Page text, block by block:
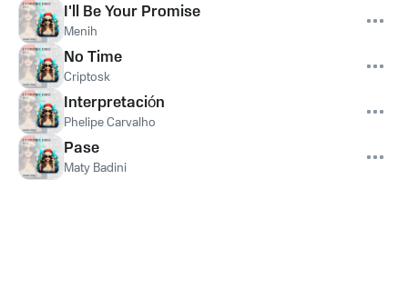
I'll Be Your Promise
Menih
No Time
Criptosk
Interpretación
Phelipe Carvalho
Pase
Maty Badini